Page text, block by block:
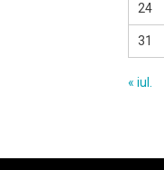
24
31
« iul.